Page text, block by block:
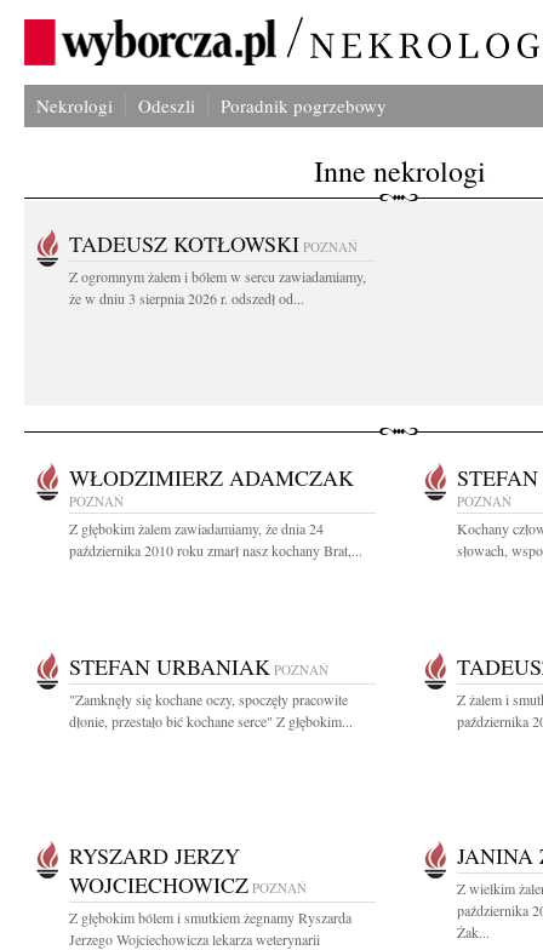
Nekrologi Odeszli Poradnik pogrzebowy
Inne nekrologi
TADEUSZ KOTŁOWSKI POZNAŃ
Z ogromnym żalem i bólem w sercu zawiadamiamy,
że w dniu 3 sierpnia 2026 r. odszedł od...
WŁODZIMIERZ ADAMCZAK
POZNAŃ
Z głębokim żalem zawiadamiamy, że dnia 24
października 2010 roku zmarł nasz kochany Brat,...
POZNAŃ
Kochany
słowach,
STEFAN URBANIAK POZNAŃ
"Zamknęły się kochane oczy, spoczęły pracowite
dłonie, przestało bić kochane serce" Z głębokim...
Z żalem i
października
RYSZARD JERZY
WOJCIECHOWICZ POZNAŃ
Z głębokim bólem i smutkiem żegnamy Ryszarda
Jerzego Wojciechowicza lekarza weterynarii
JANINA
Z wielkim
października
Żak...